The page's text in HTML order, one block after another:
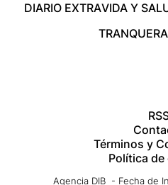
DIARIO EXTRAVIDA Y
TRANQUERA
Términos y
Política
Agencia DIB - Fecha de